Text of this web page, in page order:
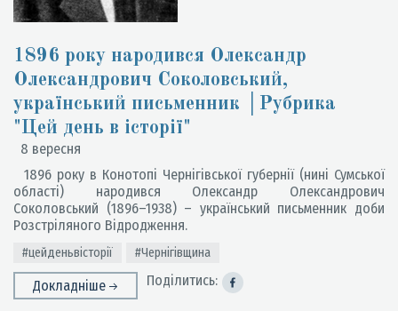
1896 року народився Олександр
Олександрович Соколовський,
український письменник │Рубрика
"Цей день в історії"
8 вересня
1896 року в Конотопі Чернігівської губернії (нині Сумської
області) народився Олександр Олександрович
Соколовський (1896–1938) – український письменник доби
Розстріляного Відродження.
#цейденьвісторії #Чернігівщина
Докладніше Поділитись: